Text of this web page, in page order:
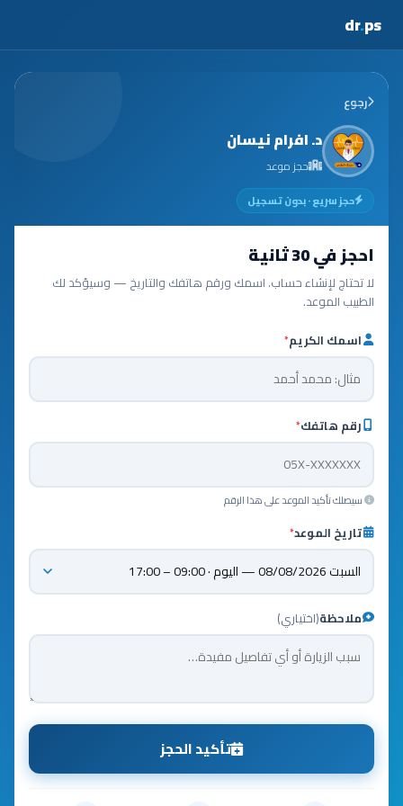
dr.ps
رجوع
د. افرام نيسان
حجز موعد
حجز سريع · بدون تسجيل
احجز في 30 ثانية
لا تحتاج لإنشاء حساب. اسمك ورقم هاتفك والتاريخ — وسيؤكد لك
الطبيب الموعد.
اسمك الكريم*
رقم هاتفك*
سيصلك تأكيد الموعد على هذا الرقم
تاريخ الموعد*
ملاحظة(اختياري)
تأكيد الحجز